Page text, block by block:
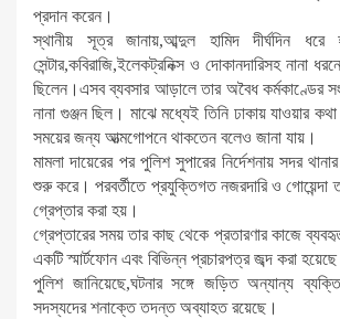
প্রদান করেন।
স্থানীয় সূত্র জানায়,আব্দুল হামিদ দীর্ঘদিন ধরে
সেন্টার,কবিরাজি,ইলেকট্রনিক্স ও দোকানদারিসহ নানা
ছিলেন।এসব ব্যবসার আড়ালে তার অবৈধ কর্মকাণ্ডের
নানা গুঞ্জন ছিল। মাঝে মধ্যেই তিনি ঢাকায় যাওয়ার
সময়ের জন্য আত্মগোপনে থাকতেন বলেও জানা যায়।
মামলা দায়েরের পর পুলিশ সুপারের নির্দেশনায় সদর
শুরু করে। পরবর্তীতে প্রযুক্তিগত নজরদারি ও গোয়েন্দা
গ্রেপ্তার করা হয়।
গ্রেপ্তারের সময় তার কাছ থেকে প্রতারণার কাজে
একটি স্মার্টফোন এবং বিভিন্ন প্রচারপত্র জব্দ করা
পুলিশ জানিয়েছে,ঘটনার সঙ্গে জড়িত অন্যান্য
সদস্যদের শনাক্তে তদন্ত অব্যাহত রয়েছে।